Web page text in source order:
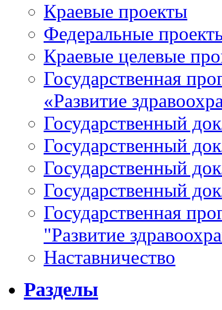
Краевые проекты
Федеральные
Краевые целевые
Государственная
«Развитие
Государственный
Государственный
Государственный
Государственный
Государственная
"Развитие
Наставничество
Разделы